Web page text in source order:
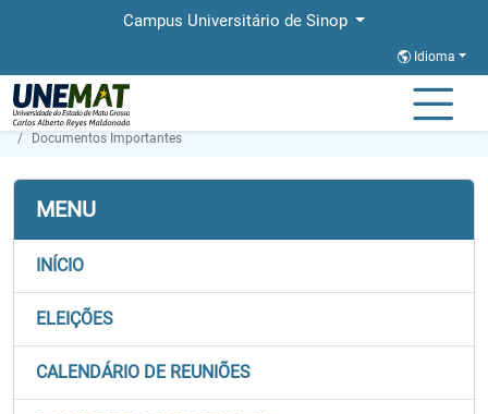
Campus Universitário de Sinop
Idioma
Página Inicial
Documentos Importantes
MENU
INÍCIO
ELEIÇÕES
CALENDÁRIO DE REUNIÕES